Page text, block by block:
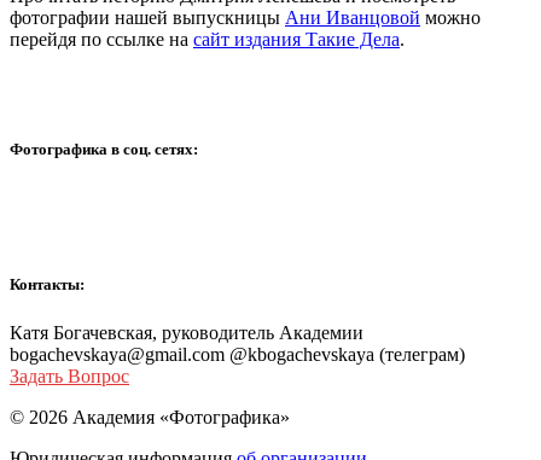
фотографии нашей выпускницы Ани Иванцовой можно
перейдя по ссылке на сайт издания Такие Дела.
Фотографика в соц. сетях:
Контакты:
Катя Богачевская, руководитель Академии
bogachevskaya@gmail.com @kbogachevskaya (телеграм)
Задать Вопрос
© 2026 Академия «Фотографика»